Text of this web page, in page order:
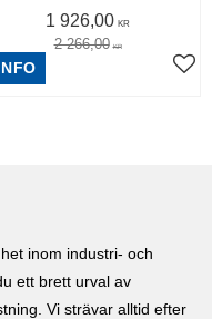
1 926,00 KR
2 266,00 KR
INFO
inom industri- och
ett brett urval av
Vi strävar alltid efter